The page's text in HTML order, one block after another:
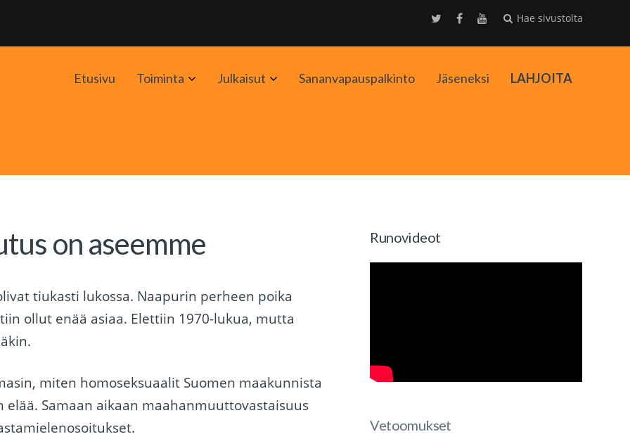
Hae sivustolta
Etusivu Toiminta AvaaJulkaisut AvaaSananvapauspalkinto Jäseneksi LAHJOITA
on aseemme
tiukasti lukossa. Naapurin perheen poika
ollut enää asiaa. Elettiin 1970-lukua, mutta
miten homoseksuaalit Suomen maakunnista
Samaan aikaan maahanmuuttovastaisuus
Runovideot
Vetoomukset